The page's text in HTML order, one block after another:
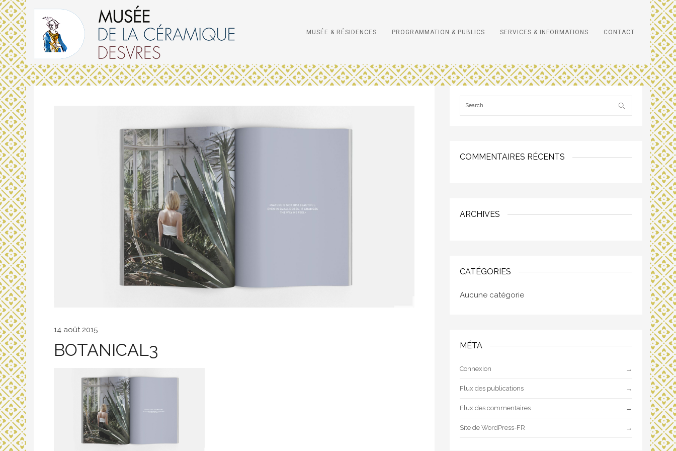
MUSÉE & RÉSIDENCES PROGRAMMATION & PUBLICS SERVICES & INFORMATIONS CONTACT
14 août 2015
BOTANICAL3
COMMENTAIRES RÉCENTS
ARCHIVES
CATÉGORIES
Aucune catégorie
MÉTA
Connexion
Flux des publications
Flux des commentaires
Site de WordPress-FR